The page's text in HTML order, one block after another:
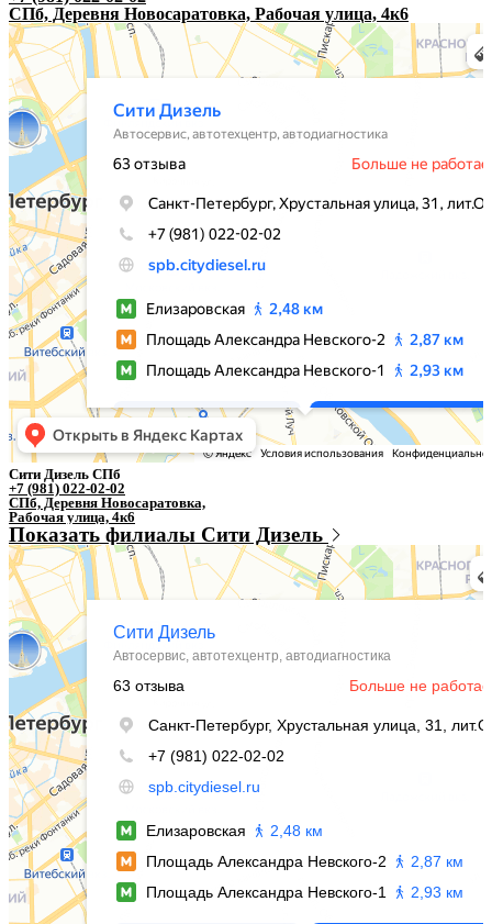
СПб, Деревня Новосаратовка, Рабочая улица, 4к6
Сити Дизель СПб
+7 (981) 022-02-02
СПб, Деревня Новосаратовка,
Рабочая улица, 4к6
Показать филиалы Сити Дизель